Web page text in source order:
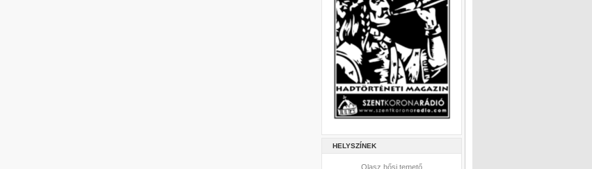
HELYSZÍNEK
Olasz hősi temető